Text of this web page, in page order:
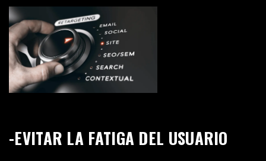
-EVITAR LA FATIGA DEL USUARIO